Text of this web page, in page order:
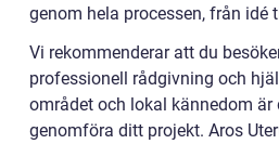
genom hela processen, från idé
Vi rekommenderar att du
professionell rådgivning och
området och lokal kännedom
genomföra ditt projekt. Aros